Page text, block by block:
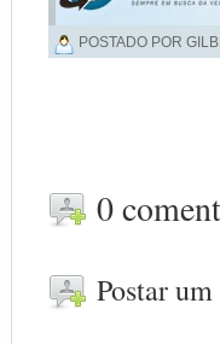
POSTADO POR
0
Postar